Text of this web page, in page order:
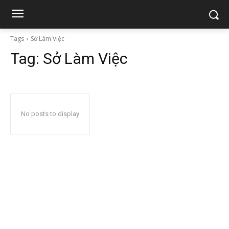
Tags Sở Làm Việc
Tag: Sở Làm Việc
No posts to display